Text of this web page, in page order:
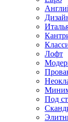
Лофт
Под